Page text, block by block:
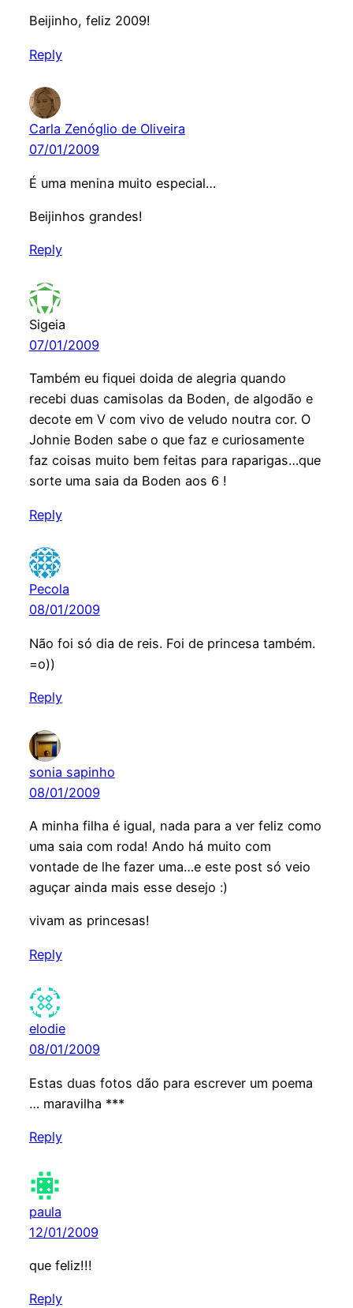
Beijinho, feliz 2009!
Reply
Carla Zenóglio de Oliveira
07/01/2009
É uma menina muito especial…
Beijinhos grandes!
Reply
Sigeia
07/01/2009
Também eu fiquei doida de alegria quando
recebi duas camisolas da Boden, de algodão e
decote em V com vivo de veludo noutra cor. O
Johnie Boden sabe o que faz e curiosamente
faz coisas muito bem feitas para raparigas…que
sorte uma saia da Boden aos 6 !
Reply
Pecola
08/01/2009
Não foi só dia de reis. Foi de princesa também.
=o))
Reply
sonia sapinho
08/01/2009
A minha filha é igual, nada para a ver feliz como
uma saia com roda! Ando há muito com
vontade de lhe fazer uma…e este post só veio
aguçar ainda mais esse desejo :)
vivam as princesas!
Reply
elodie
08/01/2009
Estas duas fotos dão para escrever um poema
… maravilha ***
Reply
paula
12/01/2009
que feliz!!!
Reply